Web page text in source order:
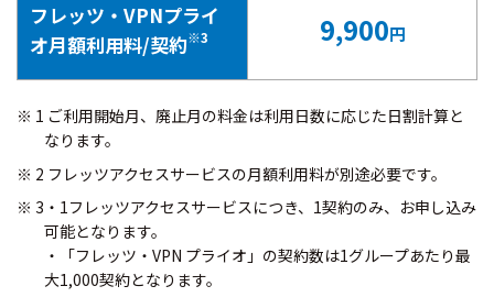
フレッツ・VPNプライ
オ月額利用料/契約※3 9,900円
1 ご利用開始月、廃止月の料金は利用日数に応じた日割計算と
なります。
2 フレッツアクセスサービスの月額利用料が別途必要です。
3・1フレッツアクセスサービスにつき、1契約のみ、お申し込み
可能となります。
・「フレッツ・VPN プライオ」の契約数は1グループあたり最
大1,000契約となります。